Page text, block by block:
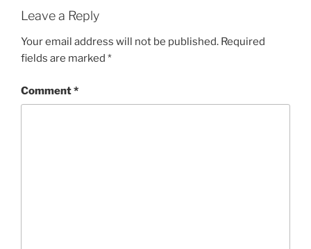
Leave a Reply
Your email address will not be published. Required
fields are marked *
Comment*